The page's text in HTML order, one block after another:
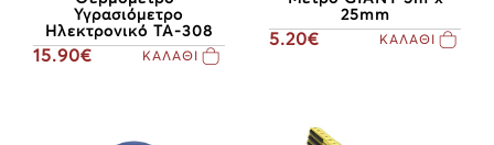
Υγρασιόμετρο
Ηλεκτρονικό ΤΑ-308
15.90€ ΚΑΛΑΘΙ
25mm
5.20€ ΚΑΛΑΘΙ